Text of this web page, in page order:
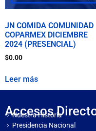
JN COMIDA COMUNIDAD
COPARMEX DICIEMBRE
2024 (PRESENCIAL)
$0.00
Leer más
Accesos
Nuestra Historia
Presidencia Nacional